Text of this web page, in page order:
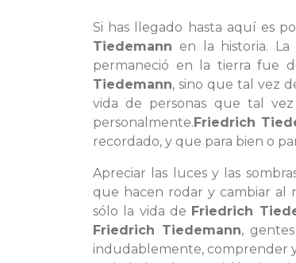
Si has llegado hasta aquí es
Tiedemann en la historia.
permaneció en la tierra fue
Tiedemann, sino que tal vez
vida de personas que tal
personalmente.Friedrich
recordado, y que para bien o
Apreciar las luces y las
que hacen rodar y cambiar al
sólo la vida de Friedrich
Friedrich Tiedemann,
indudablemente, comprender